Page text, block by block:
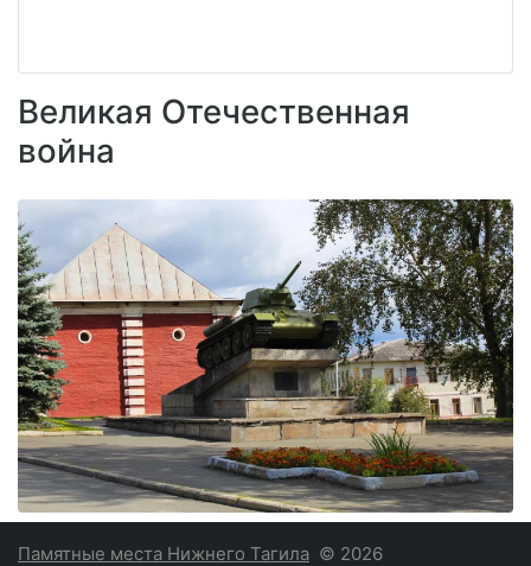
Великая Отечественная
война
Памятные места Нижнего Тагила © 2026